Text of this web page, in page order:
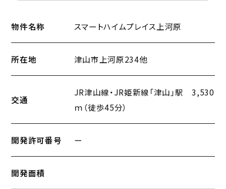
物件名称 スマートハイムプレイス上河原
所在地 津山市上河原234他
交通
JR津山線・JR姫新線「津山」駅 3,530
ｍ（徒歩45分）
開発許可番号 ー
開発面積